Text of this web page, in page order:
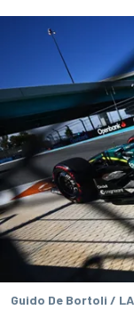
Guido De Bortoli /